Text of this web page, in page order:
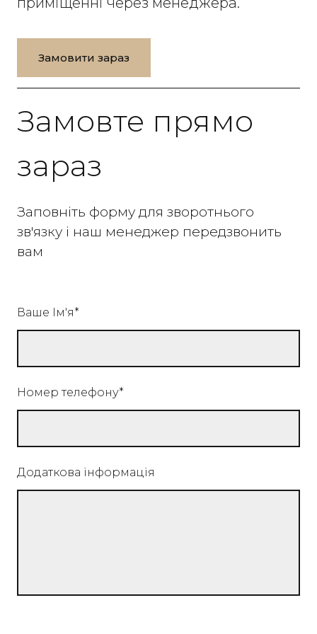
Замовити зараз
Замовте прямо
зараз
Заповніть форму для зворотнього
зв'язку і наш менеджер передзвонить
вам
Ваше Ім'я*
Номер телефону*
Додаткова інформація